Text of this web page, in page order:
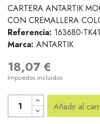
CARTERA ANTARTIK
CON CREMALLERA
Referencia: 163680-TK41
Marca: ANTARTIK
18,07 €
Impuestos incluidos
Añadir al